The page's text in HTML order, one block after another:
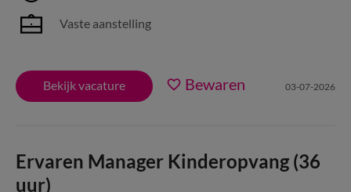
Vaste aanstelling
Bekijk vacature Bewaren 03-07-2026
Ervaren Manager Kinderopvang (36
uur)